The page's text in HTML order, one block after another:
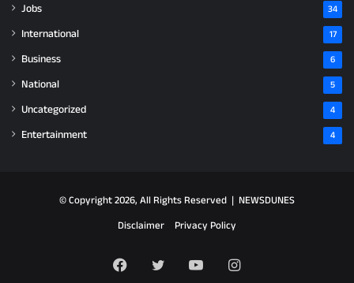
Jobs 34
International 17
Business 6
National 5
Uncategorized 4
Entertainment 4
© Copyright 2026, All Rights Reserved | NEWSDUNES
Disclaimer
Privacy Policy
FacebookTwitterYouTubeInstagram